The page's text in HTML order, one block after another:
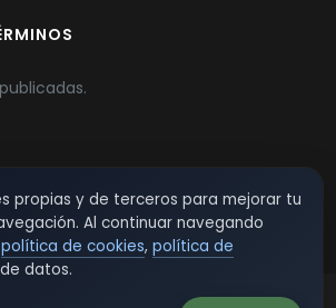
propias y de terceros para mejorar tu
Al continuar navegando
política de cookies, política de
datos.